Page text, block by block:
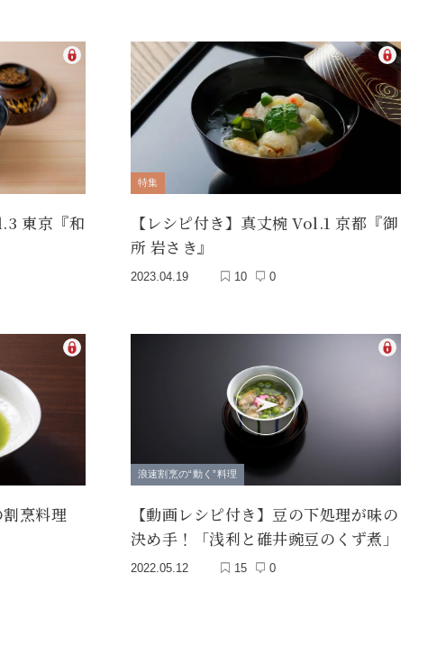
東京『和
特集
【レシピ付き】真丈椀 Vol.1 京都『御
所 岩さき』
2023.04.19 10 0
烹料理
浪速割烹の“動く”料理
【動画レシピ付き】豆の下処理が味の
決め手！「浅利と碓井豌豆のくず煮」
2022.05.12 15 0